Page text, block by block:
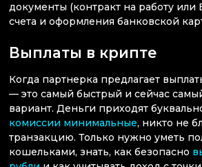
документы (контракт на работу
счета и оформления банковской
Выплаты в крипте
Когда партнерка предлагает
— это самый быстрый и сейчас
вариант. Деньги приходят
комиссии минимальные, никто не
транзакцию. Только нужно уметь
кошельками, знать, как безопасно